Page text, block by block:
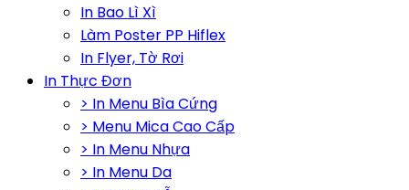
In Bao Lì Xì
Làm Poster PP Hiflex
In Flyer, Tờ Rơi
In Thực Đơn
> In Menu Bìa Cứng
> Menu Mica Cao Cấp
> In Menu Nhựa
> In Menu Da